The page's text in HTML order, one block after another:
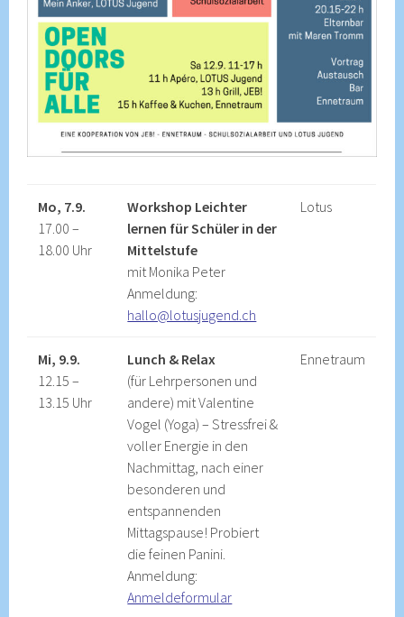
Mo, 7.9.
17.00 –
18.00 Uhr
Workshop Leichter
lernen für Schüler in der
Mittelstufe
mit Monika Peter
Anmeldung:
hallo@lotusjugend.ch
Lotus
Mi, 9.9.
12.15 –
13.15 Uhr
Lunch & Relax
(für Lehrpersonen und
andere) mit Valentine
Vogel (Yoga) – Stressfrei &
voller Energie in den
Nachmittag, nach einer
besonderen und
entspannenden
Mittagspause! Probiert
die feinen Panini.
Anmeldung:
Anmeldeformular
Ennetraum